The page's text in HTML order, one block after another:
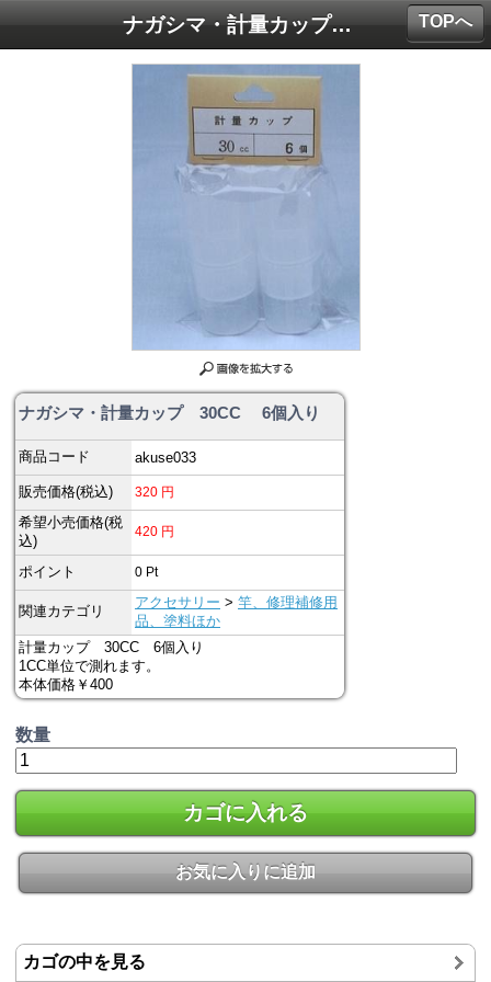
ナガシマ・計量カップ 30CC 6個入り
ナガシマ・計量カップ 30CC 6個入り
商品コード akuse033
販売価格(税込) 320 円
希望小売価格(税
込)
420 円
ポイント 0 Pt
関連カテゴリ
アクセサリー >竿、修理補修用
品、塗料ほか
計量カップ 30CC 6個入り
1CC単位で測れます。
本体価格￥400
数量
カゴに入れる
お気に入りに追加
カゴの中を見る
TOPへ